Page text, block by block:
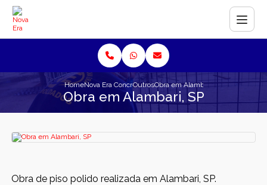
HomeNova Era ConcretoOutrosObra em Alambari, SP
Obra em Alambari, SP
Obra de piso polido realizada em Alambari, SP.